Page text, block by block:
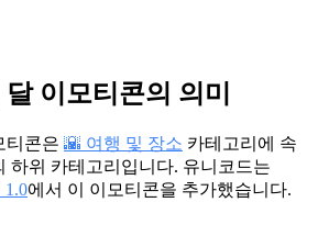
이모티콘의 의미
티콘은 🌇 여행 및 장소 카테고리에 속
하위 카테고리입니다. 유니코드는
1.0에서 이 이모티콘을 추가했습니다.